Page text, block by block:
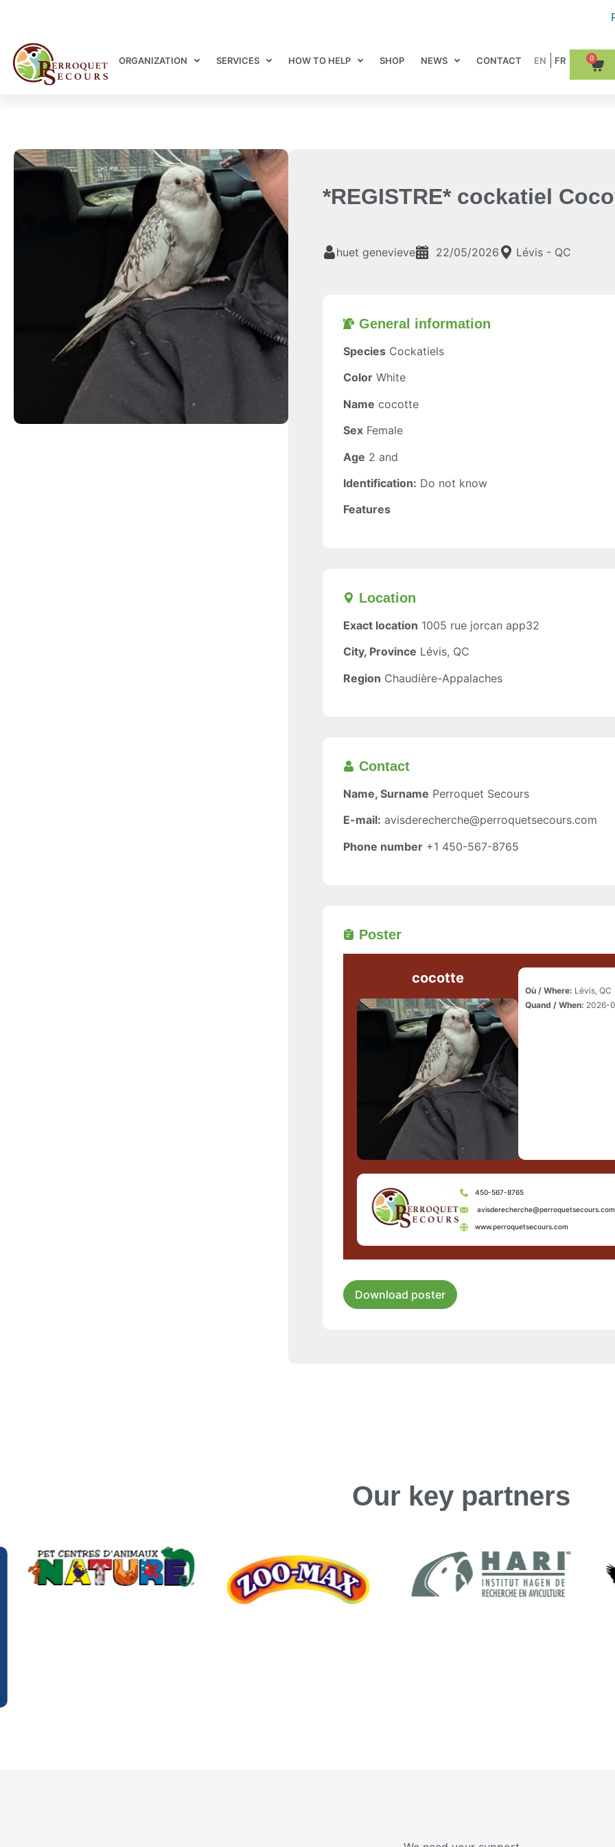
ORGANIZATION SERVICES HOW TO HELP SHOP NEWS CONTACT 0
*REGISTRE* cockatiel
huet genevieve 22/05/2026 Lévis - QC
General information​
Species Cockatiels
Color White
Name cocotte
Sex Female
Age 2 and
Identification: Do not know
Features
Location​
Exact location 1005 rue jorcan app32
City, Province Lévis, QC
Region Chaudière-Appalaches
Contact
Name, Surname Perroquet Secours
E-mail: avisderecherche@perroquetsecours.com
Phone number +1 450-567-8765
Poster
cocotte
Où / Where: Lévis, QC
Quand / When: 2026-
450-567-8765
avisderecherche@perroquetsecours.com
www.perroquetsecours.com
Download poster
Our key partners